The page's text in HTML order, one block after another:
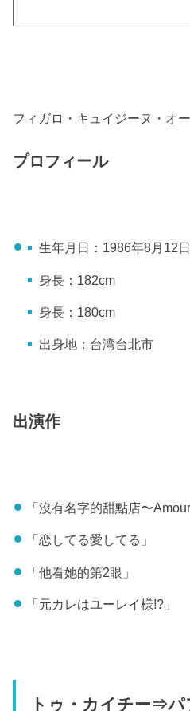
フィガロ・キュイジーヌ・オ
プロフィール
生年月日：1986年8月12
身長：182cm
身長：180cm
出身地：台湾台北市
出演作
「沒有名字的甜點店〜
「恋してる愛してる」
「他看她的第2眼」
「元カレはユーレイ様!?」
トゥ・カイチー⇒パ